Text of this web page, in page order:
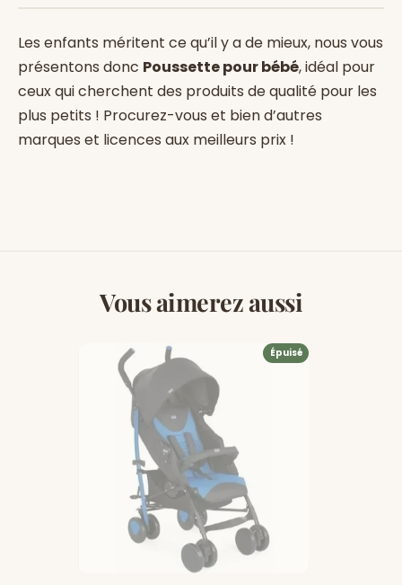
Les enfants méritent ce qu’il y a de mieux, nous vous
présentons donc Poussette pour bébé, idéal pour
ceux qui cherchent des produits de qualité pour les
plus petits ! Procurez-vous et bien d’autres
marques et licences aux meilleurs prix !
Vous aimerez aussi
Épuisé